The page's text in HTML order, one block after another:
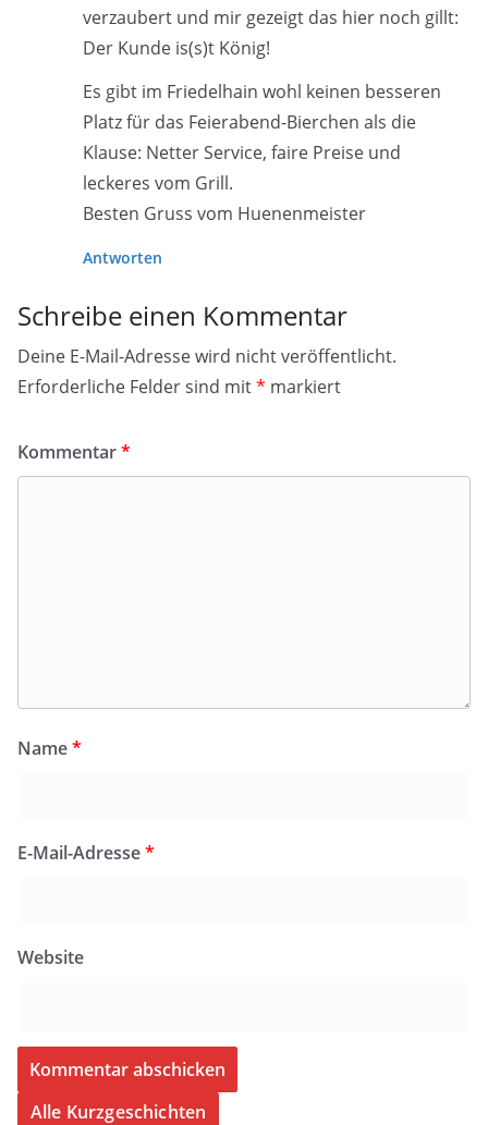
verzaubert und mir gezeigt das hier noch gillt:
Der Kunde is(s)t König!
Es gibt im Friedelhain wohl keinen besseren
Platz für das Feierabend-Bierchen als die
Klause: Netter Service, faire Preise und
leckeres vom Grill.
Besten Gruss vom Huenenmeister
Antworten
Schreibe einen Kommentar
Deine E-Mail-Adresse wird nicht veröffentlicht.
Erforderliche Felder sind mit* markiert
Kommentar*
Name*
E-Mail-Adresse*
Website
Alle Kurzgeschichten